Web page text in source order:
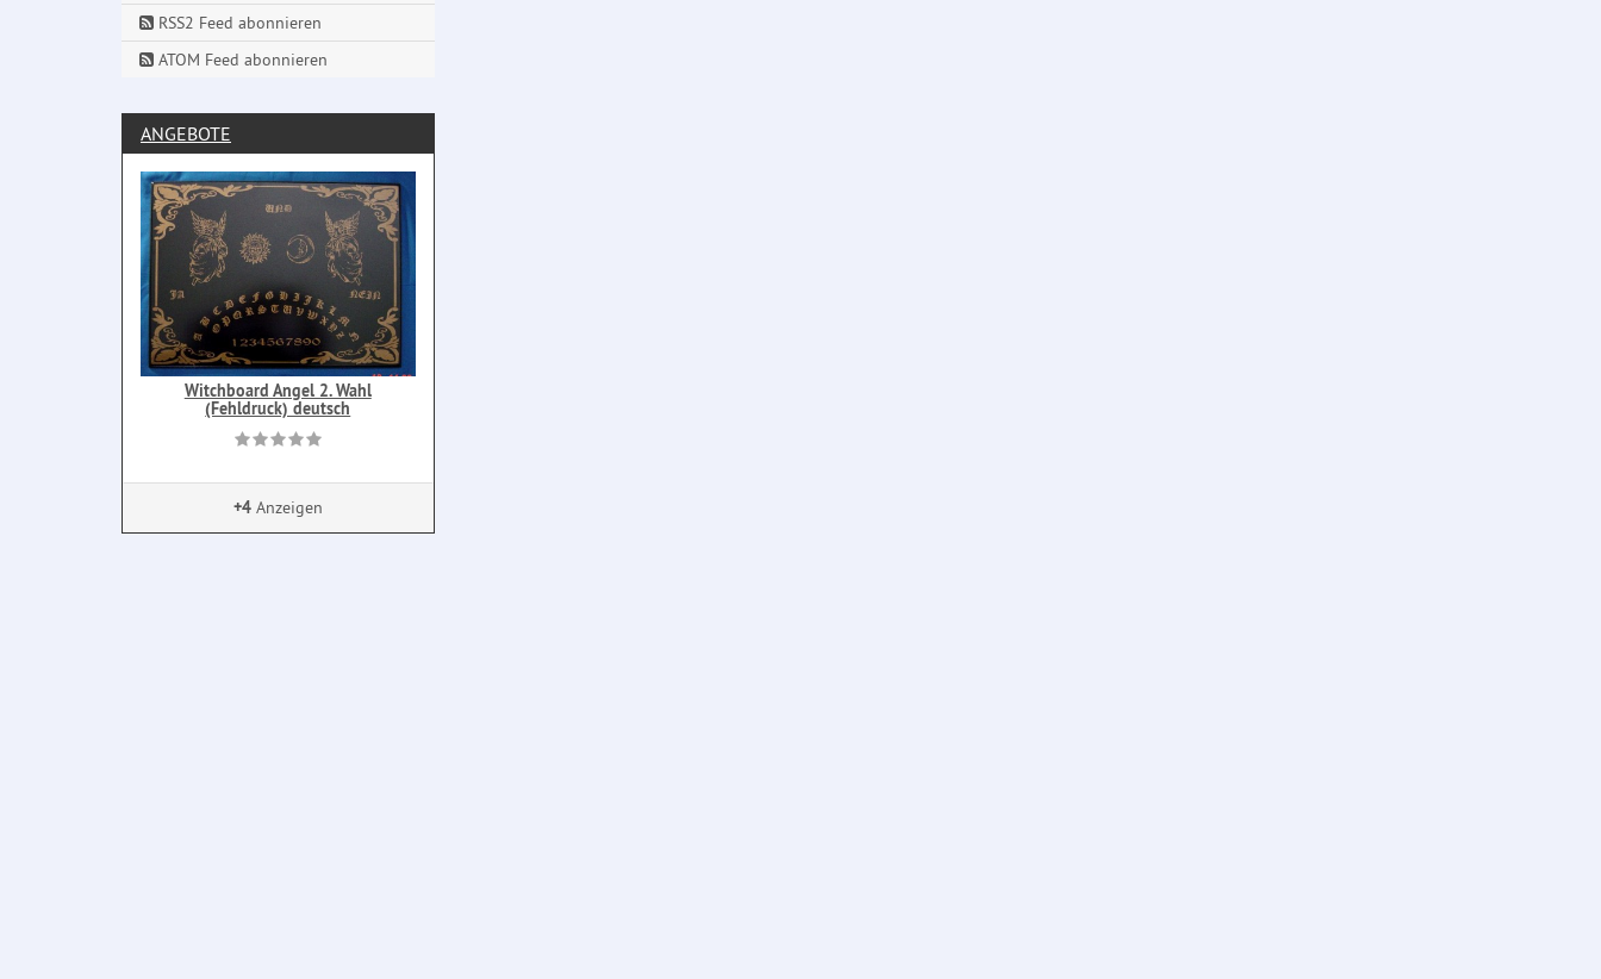
RSS2 Feed abonnieren
ATOM Feed abonnieren
ANGEBOTE
Witchboard Angel 2. Wahl
(Fehldruck) deutsch
+4Anzeigen